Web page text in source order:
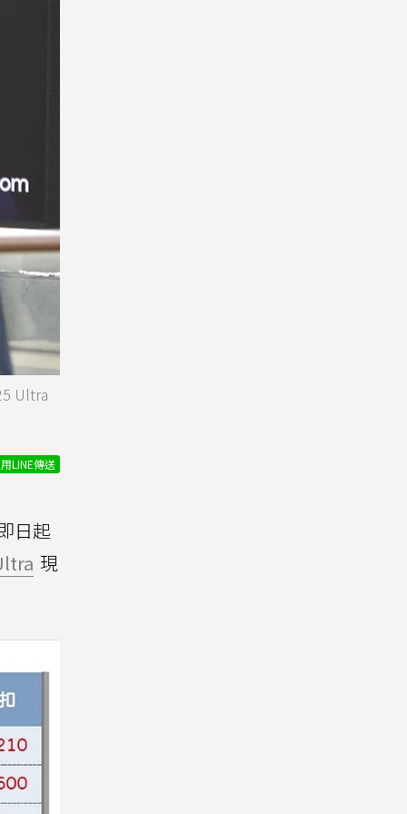
Ultra
用LINE傳送
日起
現